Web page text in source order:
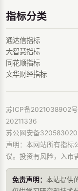
指标分类
通达信指标
大智慧指标
同花顺指标
文华财经指标
苏ICP备2021038902
20211336
苏公网安备
声明：本网站所有指标
议。投资有风险，入市
免责声明： 本站提供